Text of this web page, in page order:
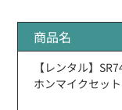
商品名
【レンタル】
ホンマイクセット